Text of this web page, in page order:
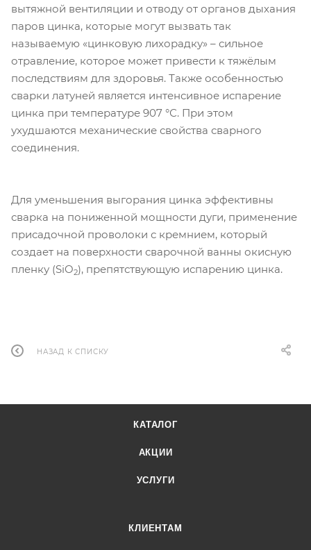
вытяжной вентиляции и отводу от органов дыхания
паров цинка, которые могут вызвать так
называемую «цинковую лихорадку» – сильное
отравление, которое может привести к тяжёлым
последствиям для здоровья. Также особенностью
сварки латуней является интенсивное испарение
цинка при температуре 907 °С. При этом
ухудшаются механические свойства сварного
соединения.
Для уменьшения выгорания цинка эффективны
сварка на пониженной мощности дуги, применение
присадочной проволоки с кремнием, который
создает на поверхности сварочной ванны окисную
пленку (SiO2), препятствующую испарению цинка.
НАЗАД К СПИСКУ
КАТАЛОГ
АКЦИИ
УСЛУГИ
КЛИЕНТАМ